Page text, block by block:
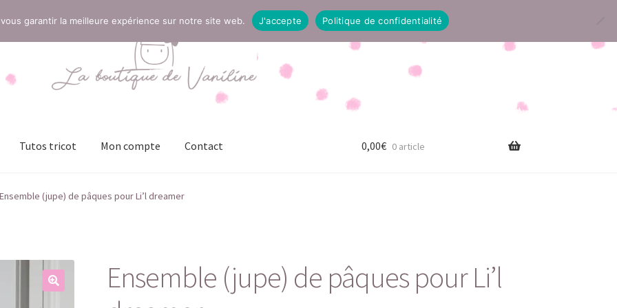
Tutos tricot Mon compte Contact
Mentions légales Mon compte Page Boutique
0,00€ 0 article
Ensemble (jupe) de pâques pour Li’l dreamer
Ensemble (jupe) de pâques pour Li’l
garantir la meilleure expérience sur notre site web. J'accepte Politique de confidentialité